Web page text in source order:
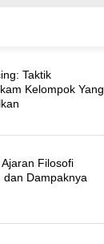
Taktik
Kelompok Yang
Filosofi
dan Dampaknya